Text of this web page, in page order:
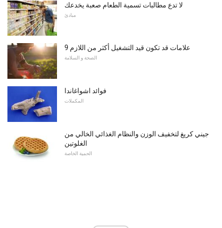
لا تدع مطالبات تسمية الطعام صعبة يخدعك
مبادئ
9 علامات قد تكون قيد التشغيل أكثر من اللازم
الصحة و السلامة
فوائد اشواغاندا
المكملات
جيني كريغ لتخفيف الوزن والنظام الغذائي الخالي من
الغلوتين
الحمية الخاصة